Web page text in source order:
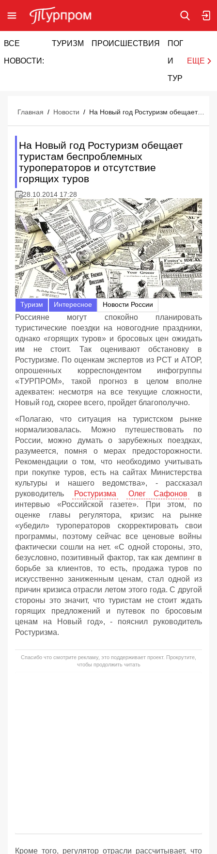
ВСЕ
НОВОСТИ:
ТУРИЗМ ПРОИСШЕСТВИЯ ПОГОДА
И
ТУРИЗМ
ЕЩЕ
Главная / Новости / На Новый год Ростуризм обещает туристам беспроблемных туроператоров и отсутствие горящих туров
На Новый год Ростуризм обещает
туристам беспроблемных
туроператоров и отсутствие
горящих туров
28.10.2014 17:28
Туризм Интересное Новости России
Россияне могут спокойно планировать
туристические поездки на новогодние праздники,
однако «горящих туров» и бросовых цен ожидать
им не стоит. Так оценивают обстановку в
Ростуризме. По оценкам экспертов из РСТ и АТОР,
опрошенных корреспондентом инфогруппы
«ТУРПРОМ», такой прогноз в целом вполне
адекватен: несмотря на все текущие сложности,
Новый год, скорее всего, пройдет благополучно.
«Полагаю, что ситуация на туристском рынке
нормализовалась. Можно путешествовать по
России, можно думать о зарубежных поездках,
разумеется, помня о мерах предосторожности.
Рекомендации о том, что необходимо учитывать
при покупке туров, есть на сайтах Министерства
культуры и нашего ведомства», - рассказал
руководитель
Ростуризма Олег Сафонов
в
интервью «Российской газете». При этом, по
оценке главы регулятора, кризис на рынке
«убедил» туроператоров скорректировать свои
программы, поэтому сейчас все ценовые войны
фактически сошли на нет. «С одной стороны, это,
безусловно, позитивный фактор, так как демпинг в
борьбе за клиентов, то есть, продажа туров по
искусственно заниженным ценам, стал одной из
причин кризиса отрасли летом этого года. С другой
стороны это значит, что туристам не стоит ждать
горящих предложений и путевок по бросовым
ценам на Новый год», - пояснил руководитель
Ростуризма.
Спасибо что смотрите рекламу, это поддерживает проект. Прокрутите,
чтобы продолжить читать
Кроме того, регулятор отрасли рассчитывает, что